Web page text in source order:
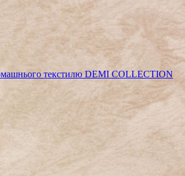
текстилю DEMI COLLECTION